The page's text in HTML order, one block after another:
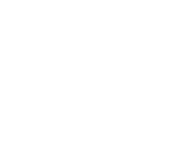
et des toiles.
Pot Life (150 g à 30 ° C) :
il est donc conseillé de
d'abord le dessin du
et d'appliquer la résine.
époxy transparent auto-
résistant aux rayons UV
une couche protectrice
brillante. ART PRO, la résine